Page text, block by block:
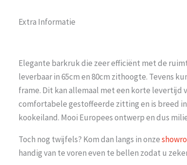
Extra Informatie
Elegante barkruk die zeer efficiënt met de
leverbaar in 65cm en 80cm zithoogte. Tevens
frame. Dit kan allemaal met een korte levertijd
comfortabele gestoffeerde zitting en is breed
kookeiland. Mooi Europees ontwerp en dus
Toch nog twijfels? Kom dan langs in onze
handig van te voren even te bellen zodat u